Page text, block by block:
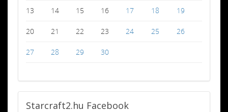
13 14 15 16 17 18 19
20 21 22 23 24 25 26
27 28 29 30
Starcraft2.hu Facebook